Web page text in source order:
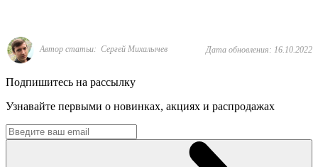
Автор статьи: Сергей Михалычев Дата обновления: 16.10.2022
Подпишитесь на рассылку
Узнавайте первыми о новинках, акциях и распродажах